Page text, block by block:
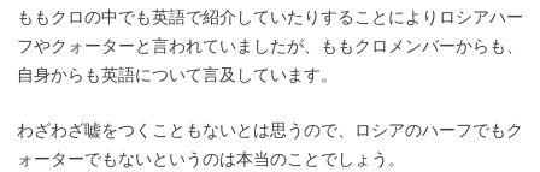
ももクロの中でも英語で紹介していたりすることによりロシアハー
フやクォーターと言われていましたが、ももクロメンバーからも、
自身からも英語について言及しています。
わざわざ嘘をつくこともないとは思うので、ロシアのハーフでもク
ォーターでもないというのは本当のことでしょう。